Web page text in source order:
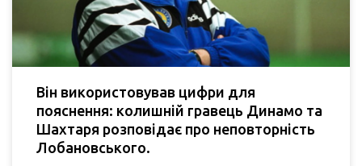
Він використовував цифри для
пояснення: колишній гравець Динамо та
Шахтаря розповідає про неповторність
Лобановського.